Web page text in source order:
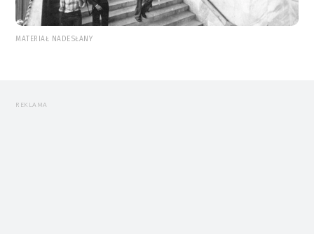
MATERIAŁ NADESŁANY
REKLAMA